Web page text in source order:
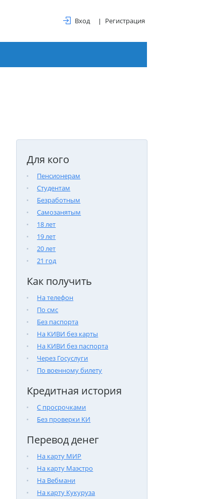
Вход Регистрация
Для кого
Пенсионерам
Студентам
Безработным
Самозанятым
18 лет
19 лет
20 лет
21 год
Как получить
На телефон
По смс
Без паспорта
На КИВИ без карты
На КИВИ без паспорта
Через Госуслуги
По военному билету
Кредитная история
С просрочками
Без проверки КИ
Перевод денег
На карту МИР
На карту Маэстро
На Вебмани
На карту Кукуруза